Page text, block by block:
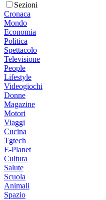
Sezioni
Cronaca
Mondo
Economia
Politica
Spettacolo
Televisione
People
Lifestyle
Videogiochi
Donne
Magazine
Motori
Viaggi
Cucina
Tgtech
E-Planet
Cultura
Salute
Scuola
Animali
Spazio